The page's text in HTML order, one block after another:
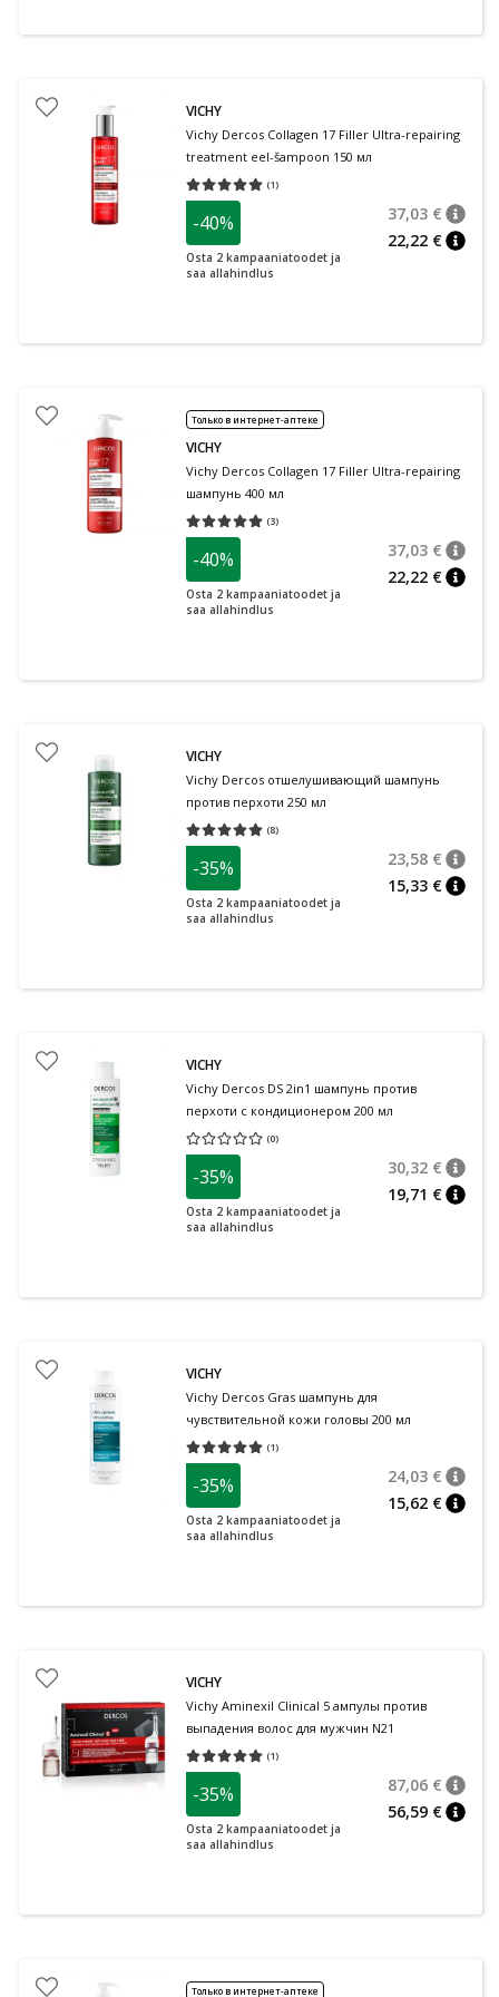
VICHY
Vichy Dercos Collagen 17 Filler Ultra-repairing
treatment eel-šampoon 150 мл
(1)
Средняя оценка 5.00
-40%
Osta 2 kampaaniatoodet ja
saa allahindlus
37,03 €
22,22 €
Только в интернет-аптеке
VICHY
Vichy Dercos Collagen 17 Filler Ultra-repairing
шампунь 400 мл
(3)
Средняя оценка 5.00
-40%
Osta 2 kampaaniatoodet ja
saa allahindlus
37,03 €
22,22 €
VICHY
Vichy Dercos отшелушивающий шампунь
против перхоти 250 мл
(8)
Средняя оценка 5.00
-35%
Osta 2 kampaaniatoodet ja
saa allahindlus
23,58 €
15,33 €
VICHY
Vichy Dercos DS 2in1 шампунь против
перхоти с кондиционером 200 мл
(0)
Средняя оценка 0.00
-35%
Osta 2 kampaaniatoodet ja
saa allahindlus
30,32 €
19,71 €
VICHY
Vichy Dercos Gras шампунь для
чувствительной кожи головы 200 мл
(1)
Средняя оценка 5.00
-35%
Osta 2 kampaaniatoodet ja
saa allahindlus
24,03 €
15,62 €
VICHY
Vichy Aminexil Clinical 5 ампулы против
выпадения волос для мужчин N21
(1)
Средняя оценка 5.00
-35%
Osta 2 kampaaniatoodet ja
saa allahindlus
87,06 €
56,59 €
Только в интернет-аптеке